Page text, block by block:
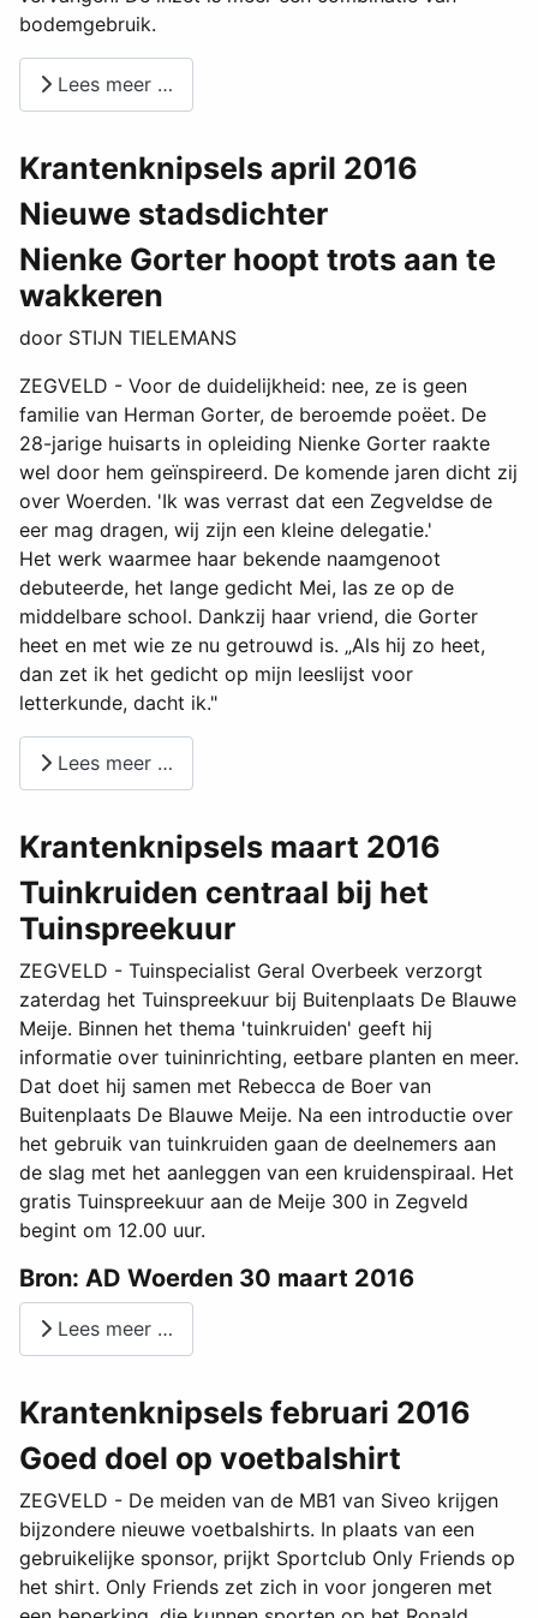
bodemgebruik.
Lees meer …
Krantenknipsels april 2016
Nieuwe stadsdichter
Nienke Gorter hoopt trots aan te
wakkeren
door STIJN TIELEMANS
ZEGVELD - Voor de duidelijkheid: nee, ze is geen
familie van Herman Gorter, de beroemde poëet. De
28-jarige huisarts in opleiding Nienke Gorter raakte
wel door hem geïnspireerd. De komende jaren dicht zij
over Woerden. 'Ik was verrast dat een Zegveldse de
eer mag dragen, wij zijn een kleine delegatie.'
Het werk waarmee haar bekende naamgenoot
debuteerde, het lange gedicht Mei, las ze op de
middelbare school. Dankzij haar vriend, die Gorter
heet en met wie ze nu getrouwd is. „Als hij zo heet,
dan zet ik het gedicht op mijn leeslijst voor
letterkunde, dacht ik."
Lees meer …
Krantenknipsels maart 2016
Tuinkruiden centraal bij het
Tuinspreekuur
ZEGVELD - Tuinspecialist Geral Overbeek verzorgt
zaterdag het Tuinspreekuur bij Buitenplaats De Blauwe
Meije. Binnen het thema 'tuinkruiden' geeft hij
informatie over tuininrichting, eetbare planten en meer.
Dat doet hij samen met Rebecca de Boer van
Buitenplaats De Blauwe Meije. Na een introductie over
het gebruik van tuinkruiden gaan de deelnemers aan
de slag met het aanleggen van een kruidenspiraal. Het
gratis Tuinspreekuur aan de Meije 300 in Zegveld
begint om 12.00 uur.
Bron: AD Woerden 30 maart 2016
Lees meer …
Krantenknipsels februari 2016
Goed doel op voetbalshirt
ZEGVELD - De meiden van de MB1 van Siveo krijgen
bijzondere nieuwe voetbalshirts. In plaats van een
gebruikelijke sponsor, prijkt Sportclub Only Friends op
het shirt. Only Friends zet zich in voor jongeren met